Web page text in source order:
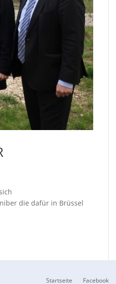
die dafür in Brüssel
Startseite Facebook